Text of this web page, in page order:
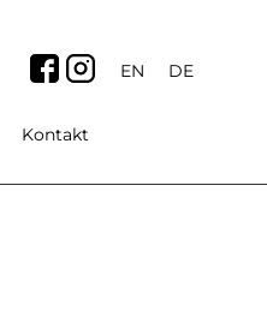
Kontakt
EN DE